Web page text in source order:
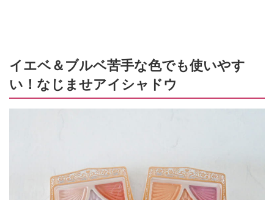
イエベ＆ブルベ苦手な色でも使いやす
い！なじませアイシャドウ